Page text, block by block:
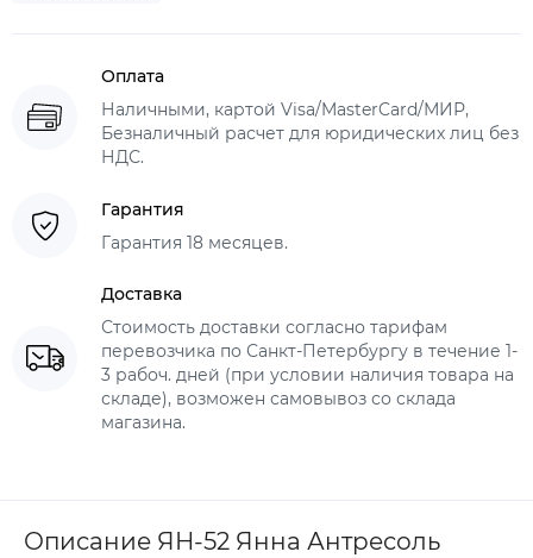
Оплата
Наличными, картой Visa/MasterCard/МИР,
Безналичный расчет для юридических лиц без
НДС.
Гарантия
Гарантия 18 месяцев.
Доставка
Стоимость доставки согласно тарифам
перевозчика по Санкт-Петербургу в течение 1-
3 рабоч. дней (при условии наличия товара на
складе), возможен самовывоз со склада
магазина.
Описание ЯН-52 Янна Антресоль